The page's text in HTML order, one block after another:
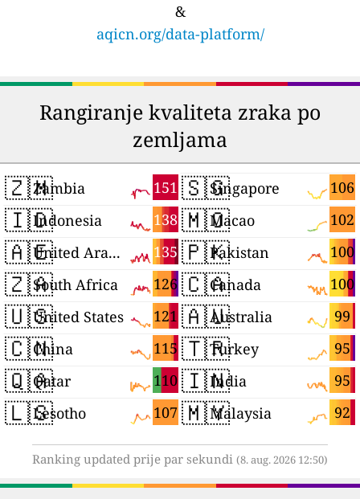
&
aqicn.org/data-platform/
Rangiranje kvaliteta zraka po
zemljama
🇿🇲 151
Zambia
🇮🇩 138
Indonesia
🇦🇪 135
United Arab Emirates
🇿🇦 126
South Africa
🇺🇸 121
United States
🇨🇳 115
China
🇶🇦 110
Qatar
🇱🇸 107
Lesotho
🇸🇬 106
Singapore
🇲🇴 102
Macao
🇵🇰 100
Pakistan
🇨🇦 100
Canada
🇦🇺 99
Australia
🇹🇷 95
Turkey
🇮🇳 95
India
🇲🇾 92
Malaysia
Ranking updated prije par sekundi (8. aug. 2026 12:50)